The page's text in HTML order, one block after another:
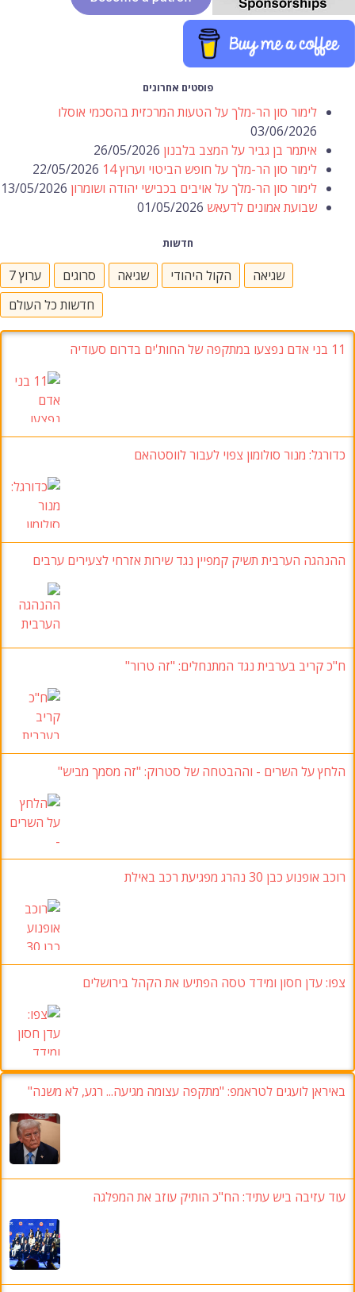
פוסטים אחרונים
לימור סון הר-מלך על הטעות המרכזית בהסכמי אוסלו
03/06/2026
איתמר בן גביר על המצב בלבנון 26/05/2026
לימור סון הר-מלך על חופש הביטוי וערוץ 14
22/05/2026
לימור סון הר-מלך על אויבים בכבישי יהודה ושומרון 13/05/2026
שבועת אמונים לדעאש 01/05/2026
חדשות
ערוץ 7 סרוגים שגיאה הקול היהודי
שגיאה
חדשות כל העולם
11 בני אדם נפצעו במתקפה של החות'ים בדרום סעודיה
כדורגל: מנור סולומון צפוי לעבור לווסטהאם
ההנהגה הערבית תשיק קמפיין נגד שירות אזרחי לצעירים ערבים
ח"כ קריב בערבית נגד המתנחלים: "זה טרור"
הלחץ על השרים - וההבטחה של סטרוק: "זה מסמך מביש"
רוכב אופנוע כבן 30 נהרג מפגיעת רכב באילת
צפו:עדן חסון ומידד טסה הפתיעו את הקהל בירושלים
באיראן לועגים לטראמפ: "מתקפה עצומה מגיעה... רגע, לא משנה"
עוד עזיבה ביש עתיד: הח"כ הותיק עוזב את המפלגה